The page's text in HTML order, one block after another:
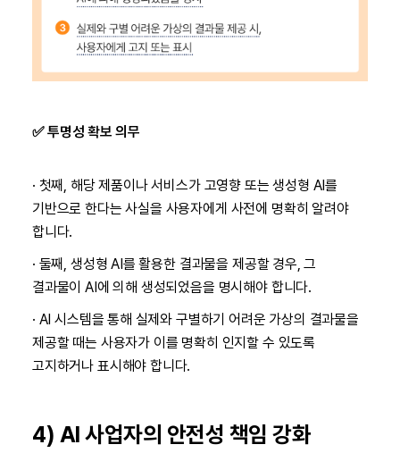
✅ 투명성 확보 의무
· 첫째, 해당 제품이나 서비스가 고영향 또는 생성형 AI를
기반으로 한다는 사실을 사용자에게 사전에 명확히 알려야
합니다.
· 둘째, 생성형 AI를 활용한 결과물을 제공할 경우, 그
결과물이 AI에 의해 생성되었음을 명시해야 합니다.
· AI 시스템을 통해 실제와 구별하기 어려운 가상의 결과물을
제공할 때는 사용자가 이를 명확히 인지할 수 있도록
고지하거나 표시해야 합니다.
4) AI 사업자의 안전성 책임 강화